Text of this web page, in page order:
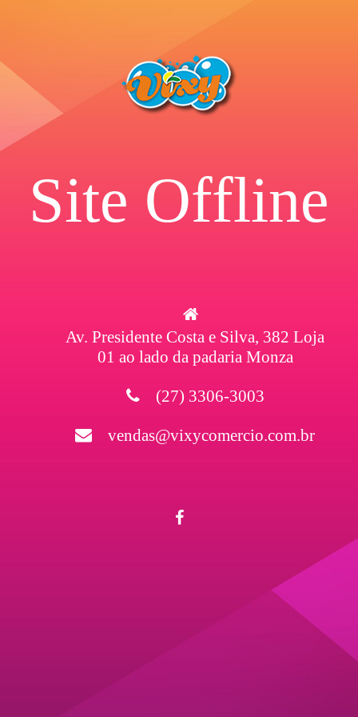
Site Offline
Av. Presidente Costa e Silva, 382 Loja
01 ao lado da padaria Monza
(27) 3306-3003
vendas@vixycomercio.com.br